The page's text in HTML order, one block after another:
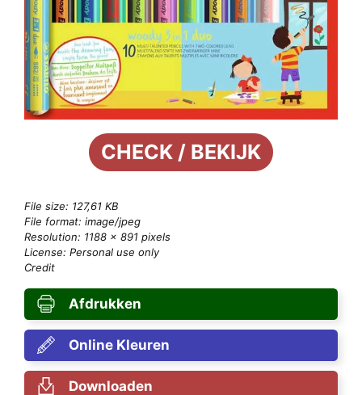
CHECK / BEKIJK
File size: 127,61 KB
File format: image/jpeg
Resolution: 1188 × 891 pixels
License: Personal use only
Credit
Afdrukken
Online Kleuren
Downloaden